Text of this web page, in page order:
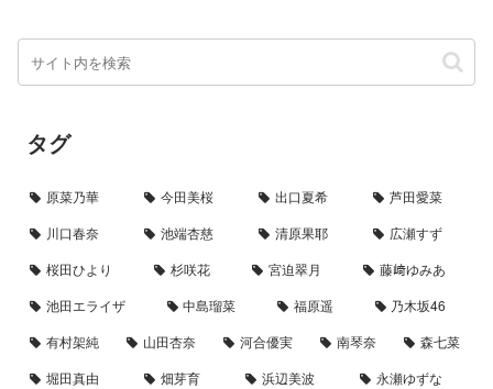
タグ
原菜乃華 今田美桜 出口夏希
芦田愛菜
川口春奈
池端杏慈 清原果耶
広瀬すず
桜田ひより
杉咲花 宮迫翠月
藤﨑ゆみあ
池田エライザ
中島瑠菜 福原遥
乃木坂46
有村架純
山田杏奈 河合優実 南琴奈
森七菜
堀田真由
畑芽育 浜辺美波
永瀬ゆずな